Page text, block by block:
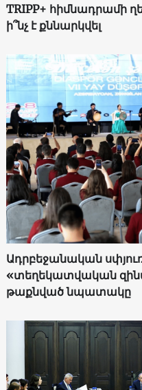
TRIPP+ հիմնադրամի
ի՞նչ է քննարկվել
Ադրբեջանական
«տեղեկատվական
թաքնված նպատակը